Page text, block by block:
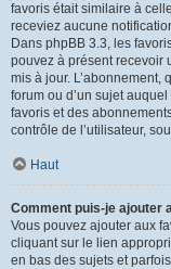
favoris était similaire à
receviez aucune
Dans phpBB 3.3, les
pouvez à présent recevoir
mis à jour. L’abonnement,
forum ou d’un sujet
favoris et des
contrôle de l’utilisateur,
Haut
Comment puis-je ajouter
Vous pouvez ajouter aux
cliquant sur le lien
en bas des sujets et